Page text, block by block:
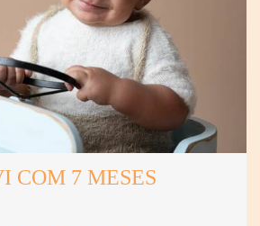
COM 7 MESES